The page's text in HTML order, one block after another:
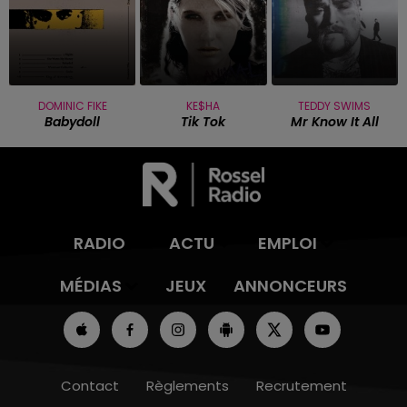
DOMINIC FIKE
Babydoll
KE$HA
Tik Tok
TEDDY SWIMS
Mr Know It All
RADIO ACTU
EMPLOI
MÉDIAS
JEUX ANNONCEURS
Contact Règlements Recrutement